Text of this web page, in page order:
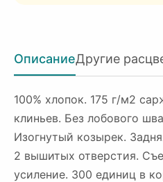
ОписаниеДругие
100% хлопок. 175 г/м2
клиньев. Без лобового
Изогнутый козырек.
2 вышитых отверстия.
усиление. 300 единиц в